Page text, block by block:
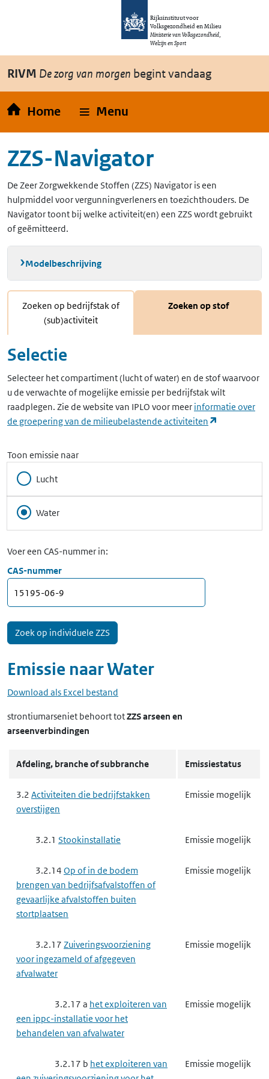
Overslaan en naar de inhoud gaan
Rijksinstituut voor
Volksgezondheid en Milieu
Ministerie van Volksgezondheid,
Welzijn en Sport
RIVM De zorg van morgen begint vandaag
Home Menu
ZZS-Navigator
De Zeer Zorgwekkende Stoffen (ZZS) Navigator is een
hulpmiddel voor vergunningverleners en toezichthouders. De
Navigator toont bij welke activiteit(en) een ZZS wordt gebruikt
of geëmitteerd.
Modelbeschrijving
Zoeken op bedrijfstak of
(sub)activiteit
Zoeken op stof
Selectie
Selecteer het compartiment (lucht of water) en de stof waarvoor
u de verwachte of mogelijke emissie per bedrijfstak wilt
raadplegen. Zie de website van IPLO voor meer informatie over
de groepering van de milieubelastende activiteiten
Toon emissie naar
Lucht
Water
Voer een CAS-nummer in:
CAS-nummer
Emissie naarWater
Download als Excel bestand
strontiumarseniet behoort totZZS arseen en
arseenverbindingen
Afdeling, branche of subbranche Emissiestatus
3.2 Activiteiten die bedrijfstakken
overstijgen
Emissie mogelijk
3.2.1 Stookinstallatie Emissie mogelijk
3.2.14 Op of in de bodem
brengen van bedrijfsafvalstoffen of
gevaarlijke afvalstoffen buiten
stortplaatsen
Emissie mogelijk
3.2.17 Zuiveringsvoorziening
voor ingezameld of afgegeven
afvalwater
Emissie mogelijk
3.2.17 a het exploiteren van
een ippc-installatie voor het
behandelen van afvalwater
Emissie mogelijk
3.2.17 b het exploiteren van
Emissie mogelijk